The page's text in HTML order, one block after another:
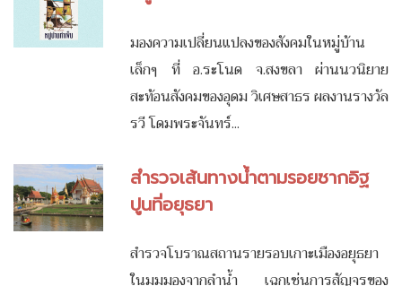
มองความเปลี่ยนแปลงของสังคมในหมู่บ้าน
เล็กๆ ที่ อ.ระโนด จ.สงขลา ผ่านนวนิยาย
สะท้อนสังคมของอุดม วิเศษสาธร ผลงานรางวัล
รวี โดมพระจันทร์...
สำรวจเส้นทางน้ำตามรอยซากอิฐ
ปูนที่อยุธยา
สำรวจโบราณสถานรายรอบเกาะเมืองอยุธยา
ในมุมมองจากลำน้ำ เฉกเช่นการสัญจรของ